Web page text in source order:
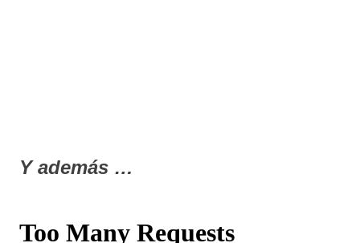
Y además …